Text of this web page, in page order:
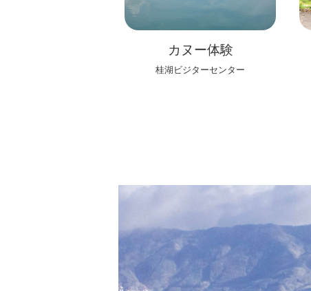
カヌー体験
桂湖ビジターセンター